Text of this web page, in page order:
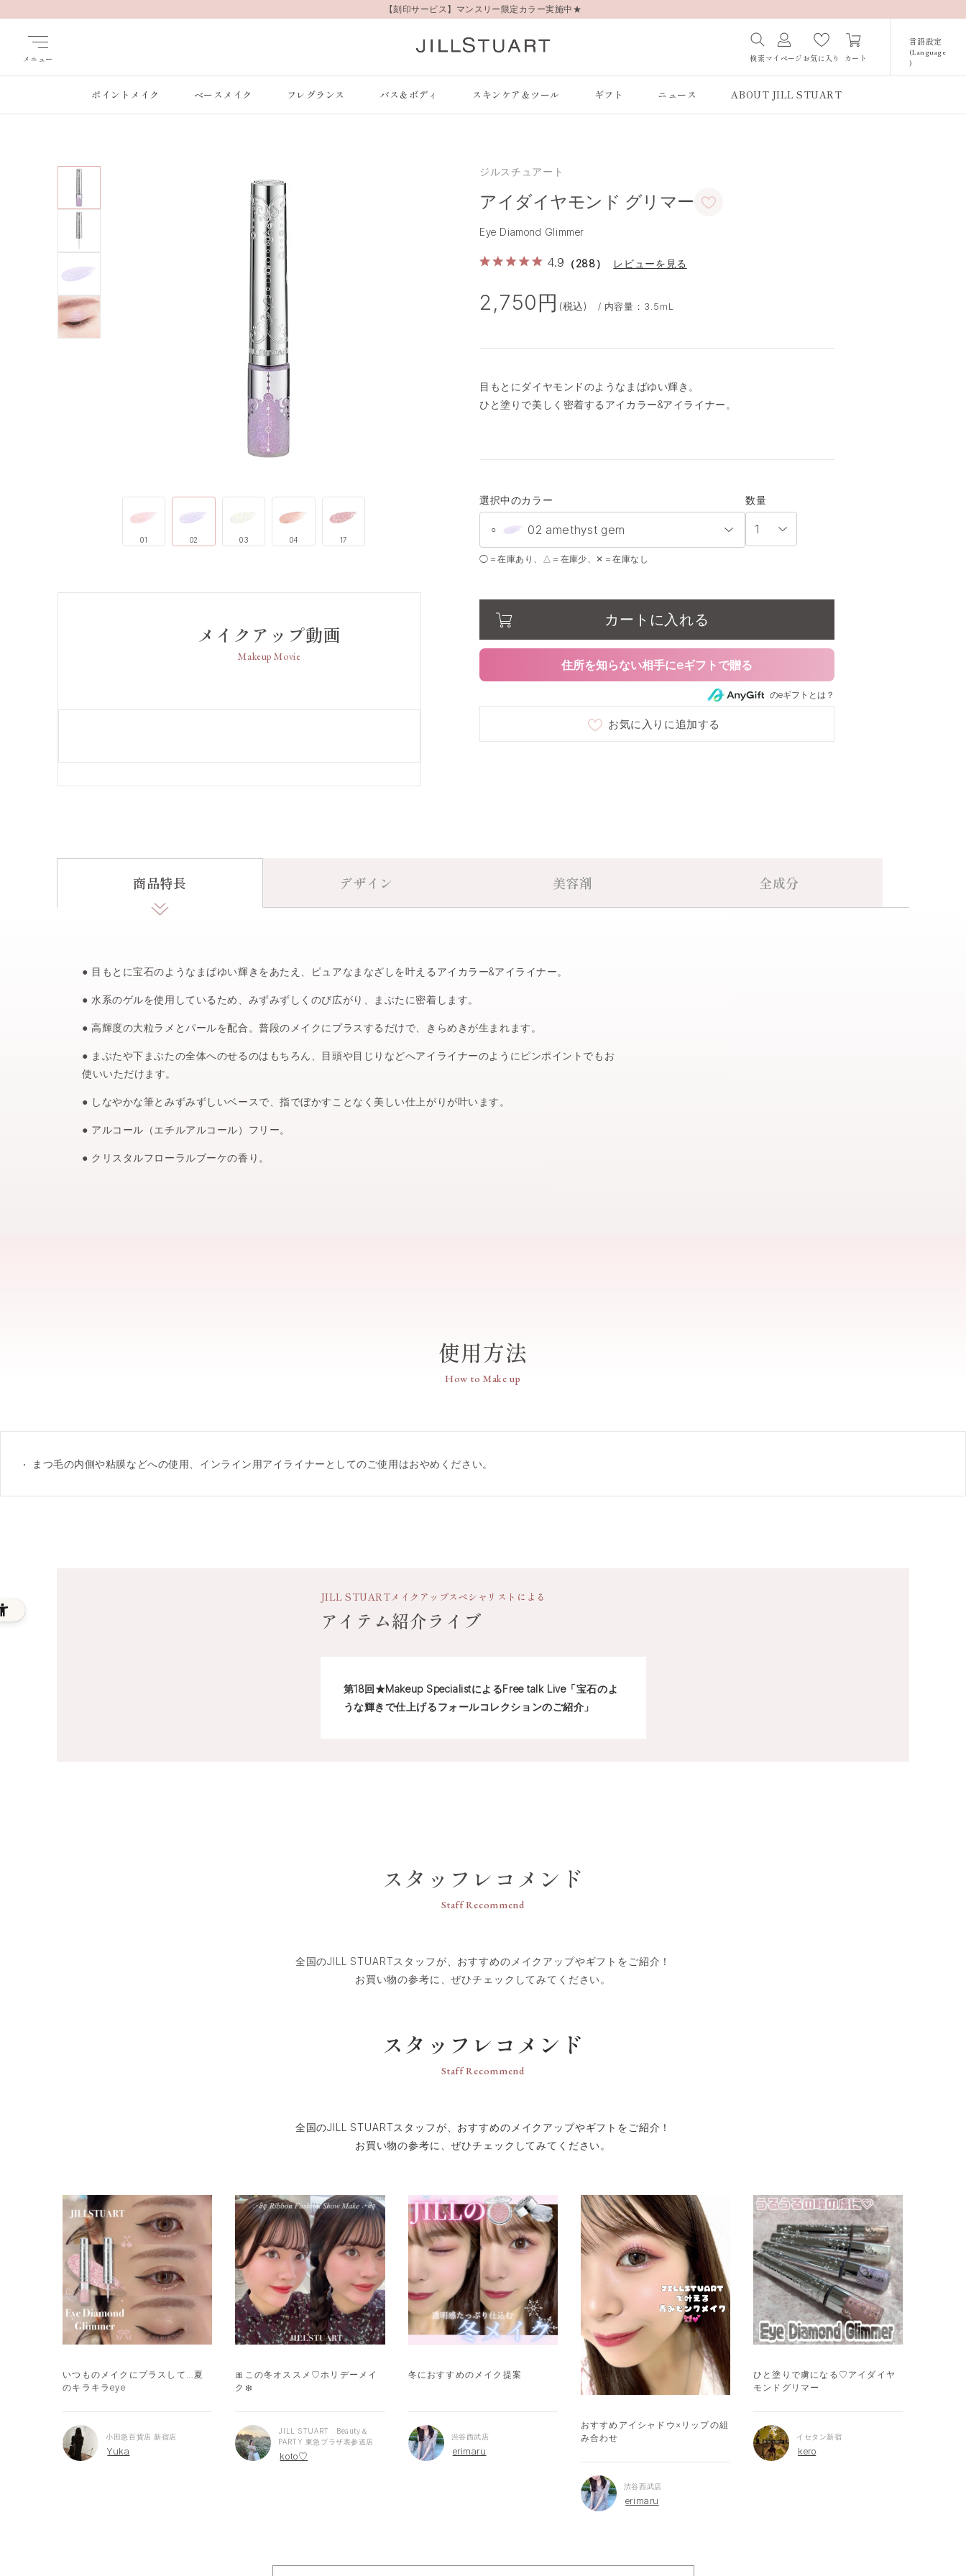
【刻印サービス】マンスリー限定カラー実施中★
メニュー 検索 マイページ お気に入り カート
言語設定
(Language
)
Japanese /
ポイントメイク ベースメイク フレグランス バス＆ボディ スキンケア＆ツール ギフト ニュース ABOUT JILL STUART
01 02 03 04 17
メイクアップ動画
Makeup Movie
ジルスチュアート
アイダイヤモンド グリマー
Eye Diamond Glimmer
4.9 （288） レビューを見る
2,750円 (税込) / 内容量：3.5mL
目もとにダイヤモンドのようなまばゆい輝き。
ひと塗りで美しく密着するアイカラー&アイライナー。
選択中のカラー
○ 02 amethyst gem
○ 02 amethyst gem
03 milky dust
○ 17 sunbeam hollow ★限定色
◯＝在庫あり、△＝在庫少、✕＝在庫なし
数量
カートに入れる
住所を知らない相手にeギフトで贈る
のeギフトとは？
お気に入りに追加する
商品特長 デザイン 美容剤 全成分
目もとに宝石のようなまばゆい輝きをあたえ、ピュアなまなざしを叶えるアイカラー&アイライナー。
水系のゲルを使用しているため、みずみずしくのび広がり、まぶたに密着します。
高輝度の大粒ラメとパールを配合。普段のメイクにプラスするだけで、きらめきが生まれます。
まぶたや下まぶたの全体へのせるのはもちろん、目頭や目じりなどへアイライナーのようにピンポイントでもお
使いいただけます。
しなやかな筆とみずみずしいベースで、指でぼかすことなく美しい仕上がりが叶います。
アルコール（エチルアルコール）フリー。
クリスタルフローラルブーケの香り。
使用方法
How to Make up
まつ毛の内側や粘膜などへの使用、インライン用アイライナーとしてのご使用はおやめください。
JILL STUARTメイクアップスペシャリストによる
アイテム紹介ライブ
第18回★Makeup SpecialistによるFree talk Live「宝石のよ
うな輝きで仕上げるフォールコレクションのご紹介」
スタッフレコメンド
Staff Recommend
全国のJILL STUARTスタッフが、おすすめのメイクアップやギフトをご紹介！
スタッフレコメンド
Staff Recommend
全国のJILL STUARTスタッフが、おすすめのメイクアップやギフトをご紹介！
いつものメイクにプラスして…夏
のキラキラeye
小田急百貨店 新宿店
Yuka
🎀この冬オススメ♡ホリデーメイ
ク❄️
JILL STUART Beauty＆
PARTY 東急プラザ表参道店
koto♡
冬におすすめのメイク提案
渋谷西武店
erimaru
おすすめアイシャドウ×リップの組
み合わせ
渋谷西武店
erimaru
ひと塗りで虜になる♡アイダイヤ
モンドグリマー
イセタン新宿
kero